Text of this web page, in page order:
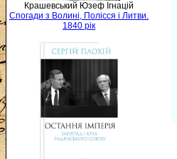
Крашевський Юзеф Ігнацій
Спогади з Волині, Полісся і Литви.
1840 рік